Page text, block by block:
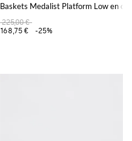
Baskets Medalist Platform Low en
225,00 €
168,75 €
-25%